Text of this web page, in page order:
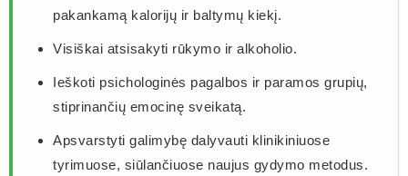
pakankamą kalorijų ir baltymų kiekį.
Visiškai atsisakyti rūkymo ir alkoholio.
Ieškoti psichologinės pagalbos ir paramos grupių,
stiprinančių emocinę sveikatą.
Apsvarstyti galimybę dalyvauti klinikiniuose
tyrimuose, siūlančiuose naujus gydymo metodus.